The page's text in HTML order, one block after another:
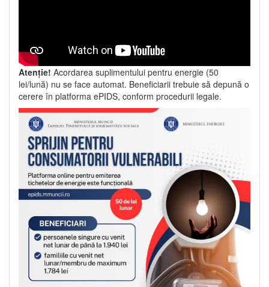
Atenție! Acordarea suplimentului pentru energie (50
lei/lună) nu se face automat. Beneficiarii trebuie să depună o
cerere în platforma ePIDS, conform procedurii legale.